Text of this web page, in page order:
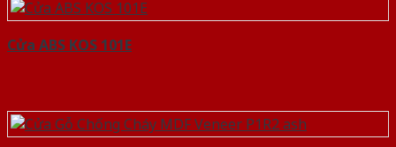
Cửa ABS KOS 101E